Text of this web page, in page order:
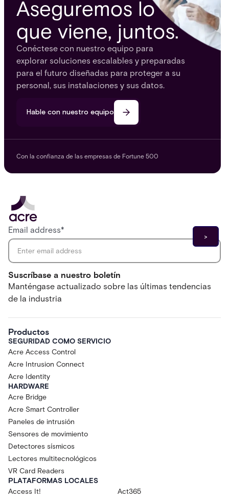
Aseguremos lo
que viene, juntos.
Conéctese con nuestro equipo para
explorar soluciones escalables y preparadas
para el futuro diseñadas para proteger a su
personal, sus instalaciones y sus datos.
Hable con nuestro equipo
Con la confianza de las empresas de Fortune 500
Suscríbase a nuestro boletín
Manténgase actualizado sobre las últimas tendencias
de la industria
Email address*
Productos
SEGURIDAD COMO SERVICIO
Acre Access Control
Acre Intrusion Connect
Acre Identity
HARDWARE
Acre Bridge
Acre Smart Controller
Paneles de intrusión
Sensores de movimiento
Detectores sísmicos
Lectores multitecnológicos
VR Card Readers
PLATAFORMAS LOCALES
Access It!
Act365